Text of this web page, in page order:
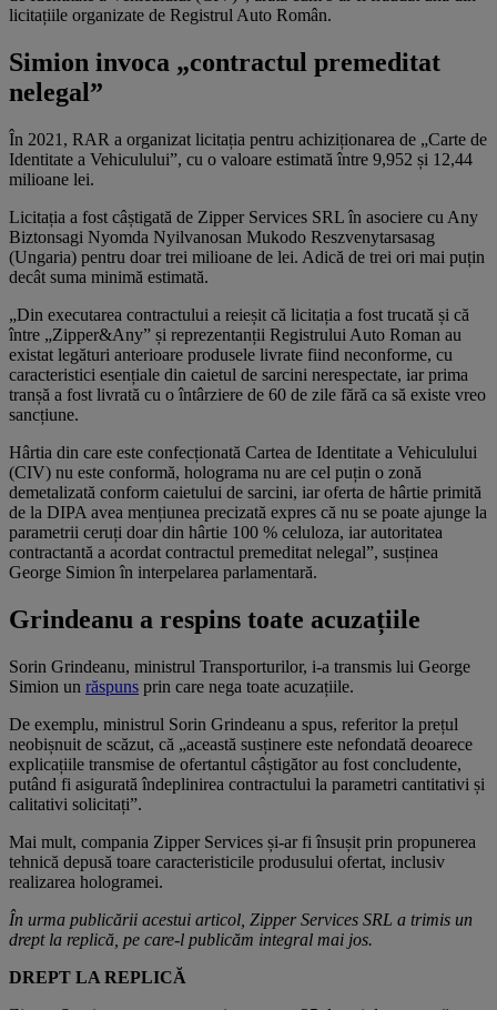
licitațiile organizate de Registrul Auto Român.
Simion invoca „contractul premeditat
nelegal”
În 2021, RAR a organizat licitația pentru achiziționarea de „Carte de
Identitate a Vehiculului”, cu o valoare estimată între 9,952 și 12,44
milioane lei.
Licitația a fost câștigată de Zipper Services SRL în asociere cu Any
Biztonsagi Nyomda Nyilvanosan Mukodo Reszvenytarsasag
(Ungaria) pentru doar trei milioane de lei. Adică de trei ori mai puțin
decât suma minimă estimată.
„Din executarea contractului a reieșit că licitația a fost trucată și că
între „Zipper&Any” și reprezentanții Registrului Auto Roman au
existat legături anterioare produsele livrate fiind neconforme, cu
caracteristici esențiale din caietul de sarcini nerespectate, iar prima
tranșă a fost livrată cu o întârziere de 60 de zile fără ca să existe vreo
sancțiune.
Hârtia din care este confecționată Cartea de Identitate a Vehiculului
(CIV) nu este conformă, holograma nu are cel puțin o zonă
demetalizată conform caietului de sarcini, iar oferta de hârtie primită
de la DIPA avea mențiunea precizată expres că nu se poate ajunge la
parametrii ceruți doar din hârtie 100 % celuloza, iar autoritatea
contractantă a acordat contractul premeditat nelegal”, susținea
George Simion în interpelarea parlamentară.
Grindeanu a respins toate acuzațiile
Sorin Grindeanu, ministrul Transporturilor, i-a transmis lui George
Simion un răspuns prin care nega toate acuzațiile.
De exemplu, ministrul Sorin Grindeanu a spus, referitor la prețul
neobișnuit de scăzut, că „această susținere este nefondată deoarece
explicațiile transmise de ofertantul câștigător au fost concludente,
putând fi asigurată îndeplinirea contractului la parametri cantitativi și
calitativi solicitați”.
Mai mult, compania Zipper Services și-ar fi însușit prin propunerea
tehnică depusă toare caracteristicile produsului ofertat, inclusiv
realizarea hologramei.
În urma publicării acestui articol, Zipper Services SRL a trimis un
drept la replică, pe care-l publicăm integral mai jos.
DREPT LA REPLICĂ